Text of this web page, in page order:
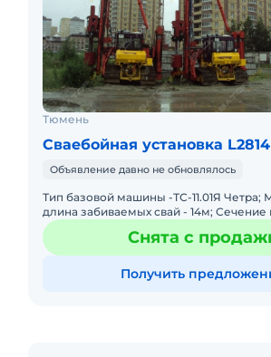
Тюмень
Сваебойная установка L2814
Объявление давно не обновлялось
Тип базовой машины -ТС-11.01Я Четра;
длина забиваемых свай - 14м;
сваи, не более 350*350 мм. Тип молота
гидравлический штанговы
Снята с
Получить